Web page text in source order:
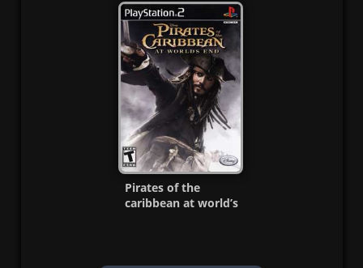
MG-MF
Pirates of the
caribbean at world’s